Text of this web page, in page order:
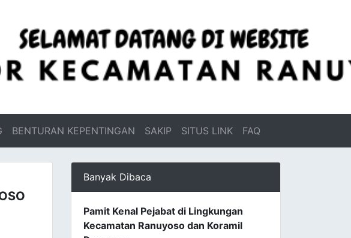
BENTURAN KEPENTINGAN SAKIP SITUS LINK FAQ
Banyak Dibaca
Pamit Kenal Pejabat di Lingkungan
Kecamatan Ranuyoso dan Koramil